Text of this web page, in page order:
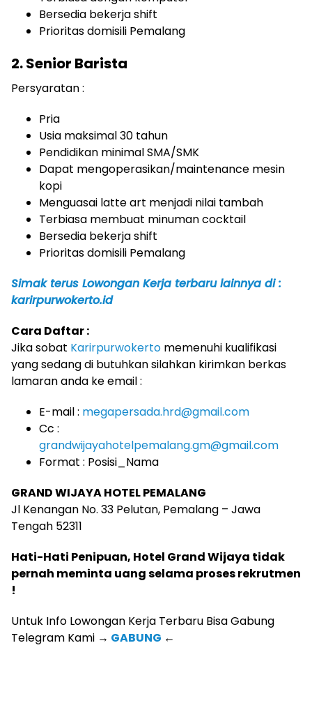
Bersedia bekerja shift
Prioritas domisili Pemalang
2. Senior Barista
Persyaratan :
Pria
Usia maksimal 30 tahun
Pendidikan minimal SMA/SMK
Dapat mengoperasikan/maintenance mesin
kopi
Menguasai latte art menjadi nilai tambah
Terbiasa membuat minuman cocktail
Bersedia bekerja shift
Prioritas domisili Pemalang
Simak terus Lowongan Kerja terbaru lainnya di :
karirpurwokerto.id
Cara Daftar :
Jika sobat Karirpurwokerto memenuhi kualifikasi
yang sedang di butuhkan silahkan kirimkan berkas
lamaran anda ke email :
E-mail : megapersada.hrd@gmail.com
Cc :
grandwijayahotelpemalang.gm@gmail.com
Format : Posisi_Nama
GRAND WIJAYA HOTEL PEMALANG
Jl Kenangan No. 33 Pelutan, Pemalang – Jawa
Tengah 52311
Hati-Hati Penipuan, Hotel Grand Wijaya tidak
pernah meminta uang selama proses rekrutmen
!
Untuk Info Lowongan Kerja Terbaru Bisa Gabung
Telegram Kami → GABUNG ←